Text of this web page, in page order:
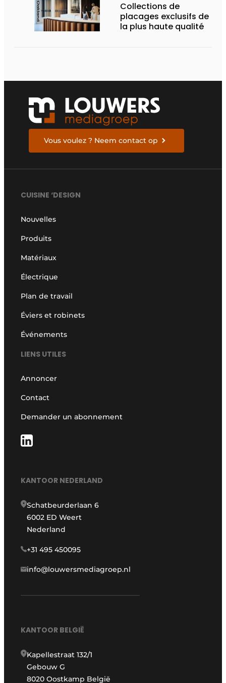
Collections de
placages exclusifs de
la plus haute qualité
Vous voulez ? Neem contact op
CUISINE ‘DESIGN
Nouvelles
Produits
Matériaux
Électrique
Plan de travail
Éviers et robinets
Événements
LIENS UTILES
Annoncer
Contact
Demander un abonnement
KANTOOR NEDERLAND
Schatbeurderlaan 6
6002 ED Weert
Nederland
+31 495 450095
info@louwersmediagroep.nl
KANTOOR BELGIË
Kapellestraat 132/1
Gebouw G
8020 Oostkamp België